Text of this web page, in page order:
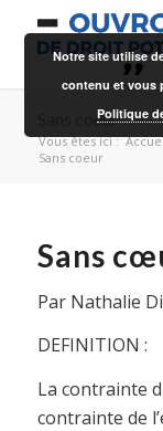
Sans coeur
Vous êtes ici :
Sans coeur
Sans
Par Nathalie
DEFINITION :
La contrainte
contrainte de
Notre site utilise
contenu et vous
Politique